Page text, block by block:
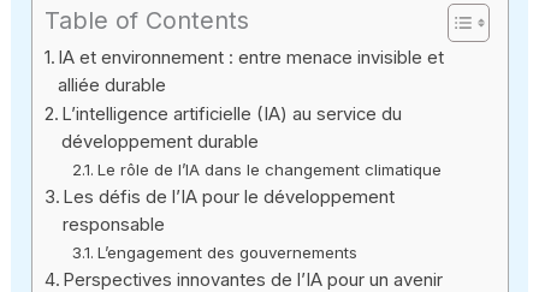
Table of Contents
IA et environnement : entre menace invisible et
alliée durable
L’intelligence artificielle (IA) au service du
développement durable
Le rôle de l’IA dans le changement climatique
Les défis de l’IA pour le développement
responsable
L’engagement des gouvernements
Perspectives innovantes de l’IA pour un avenir